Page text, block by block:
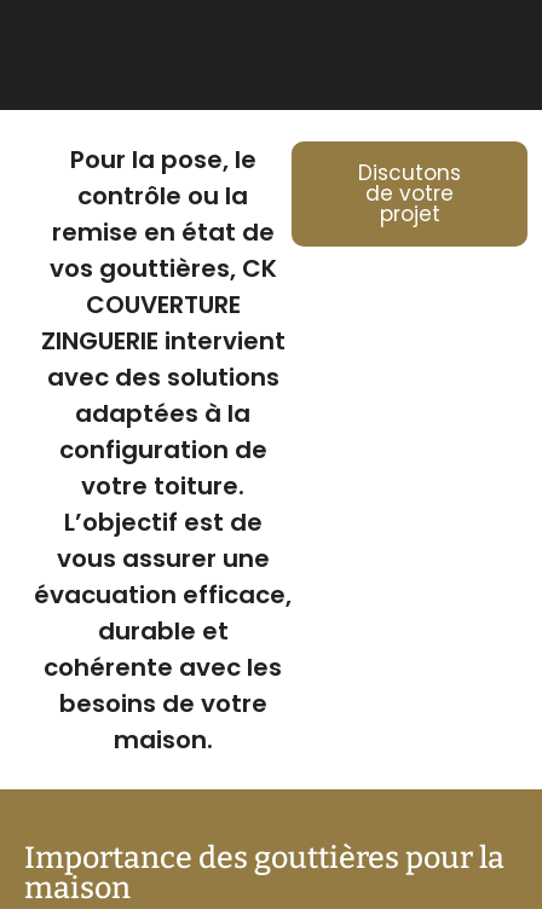
Pour la pose, le
contrôle ou la
remise en état de
vos gouttières, CK
COUVERTURE
ZINGUERIE intervient
avec des solutions
adaptées à la
configuration de
votre toiture.
L’objectif est de
vous assurer une
évacuation efficace,
durable et
cohérente avec les
besoins de votre
maison.
Discutons
de votre
projet
Importance des gouttières pour la
maison